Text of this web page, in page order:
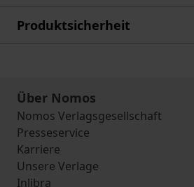
Produktsicherheit
Über Nomos
Nomos Verlagsgesellschaft
Presseservice
Karriere
Unsere Verlage
Inlibra